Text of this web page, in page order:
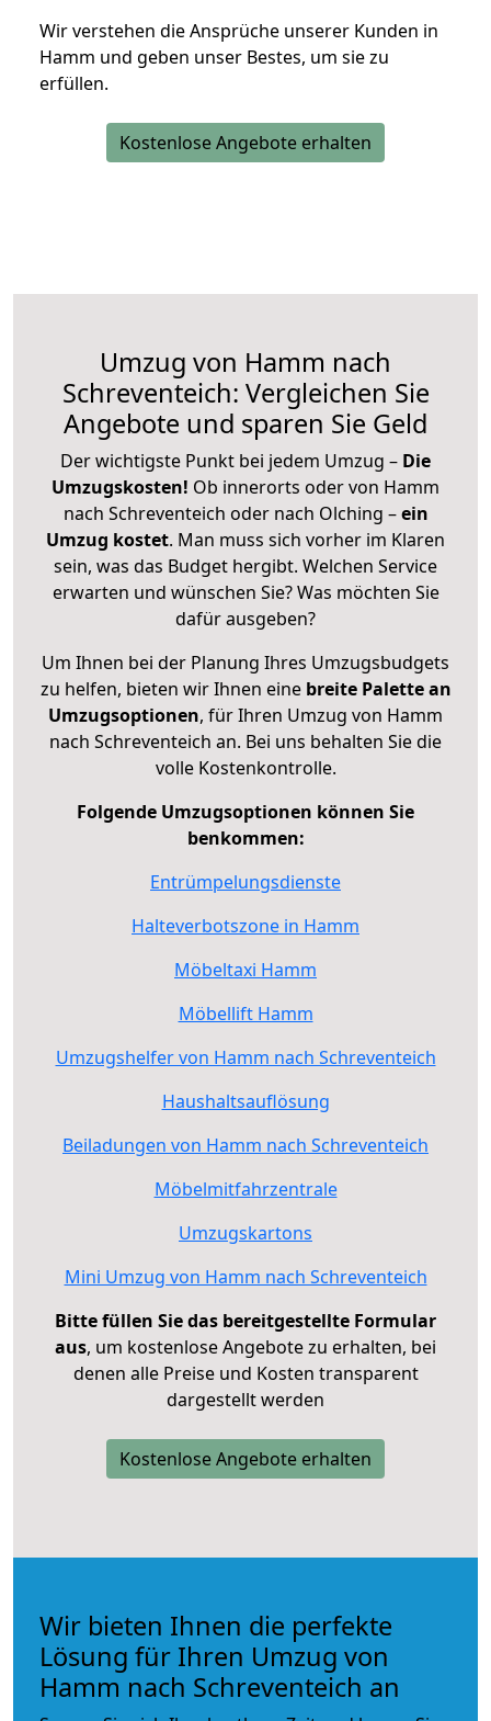
Wir verstehen die Ansprüche unserer Kunden in
Hamm und geben unser Bestes, um sie zu
erfüllen.
Kostenlose Angebote erhalten
Umzug von Hamm nach
Schreventeich: Vergleichen Sie
Angebote und sparen Sie Geld
Der wichtigste Punkt bei jedem Umzug – Die
Umzugskosten! Ob innerorts oder von Hamm
nach Schreventeich oder nach Olching –ein
Umzug kostet. Man muss sich vorher im Klaren
sein, was das Budget hergibt. Welchen Service
erwarten und wünschen Sie? Was möchten Sie
dafür ausgeben?
Um Ihnen bei der Planung Ihres Umzugsbudgets
zu helfen, bieten wir Ihnen eine breite Palette an
Umzugsoptionen, für Ihren Umzug von Hamm
nach Schreventeich an. Bei uns behalten Sie die
volle Kostenkontrolle.
Folgende Umzugsoptionen können Sie
benkommen:
Entrümpelungsdienste
Halteverbotszone in Hamm
Möbeltaxi Hamm
Möbellift Hamm
Umzugshelfer von Hamm nach Schreventeich
Haushaltsauflösung
Beiladungen von Hamm nach Schreventeich
Möbelmitfahrzentrale
Umzugskartons
Mini Umzug von Hamm nach Schreventeich
Bitte füllen Sie das bereitgestellte Formular
aus, um kostenlose Angebote zu erhalten, bei
denen alle Preise und Kosten transparent
dargestellt werden
Kostenlose Angebote erhalten
Wir bieten Ihnen die perfekte
Lösung für Ihren Umzug von
Hamm nach Schreventeich an